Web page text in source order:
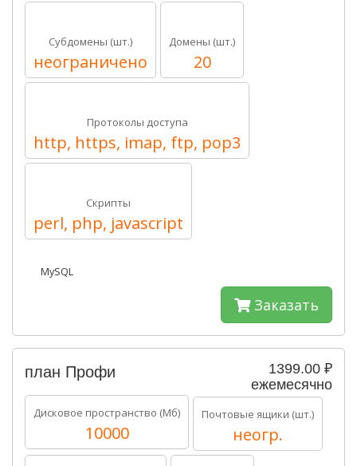
Субдомены (шт.)
неограничено
Домены (шт.)
20
Протоколы доступа
http, https, imap, ftp, pop3
Скрипты
perl, php, javascript
MySQL
Заказать
1399.00 ₽
ежемесячно
план Профи
Дисковое пространство (Мб)
10000
Почтовые ящики (шт.)
неогр.